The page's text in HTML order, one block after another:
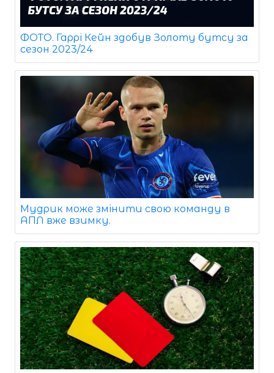
ФОТО. Гаррі Кейн здобув Золоту бутсу за
сезон 2023/24
Мудрик може змінити свою команду в
АПЛ вже взимку.